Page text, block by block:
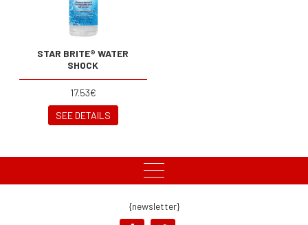
STAR BRITE® WATER
SHOCK
17.53€
SEE DETAILS
{newsletter}